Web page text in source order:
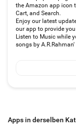
Schönheit - Shop für
Parfums
Bilden
Haarpflege
Dekor, Einrichtung &
Haushaltsgeräte
the Amazon app icon
Cart, and Search.
Enjoy our latest
our app to provide
Listen to Music while
songs by A.R.Rahman'
Apps in derselben